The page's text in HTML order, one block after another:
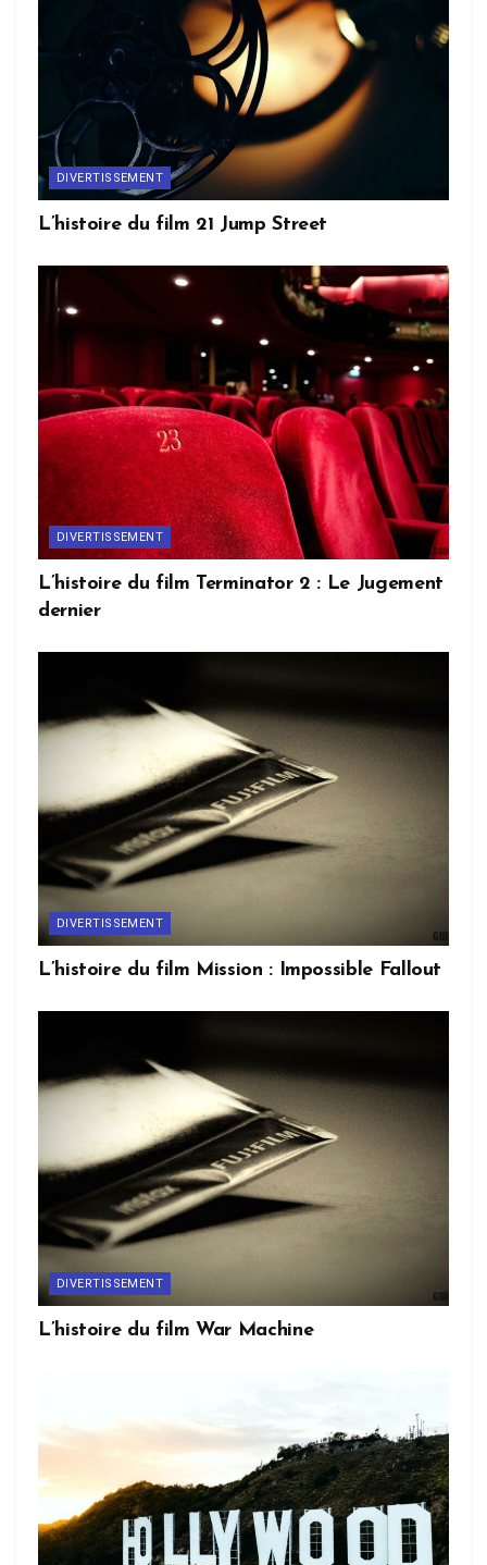
DIVERTISSEMENT
L’histoire du film 21 Jump Street
DIVERTISSEMENT
L’histoire du film Terminator 2 : Le Jugement
dernier
DIVERTISSEMENT
L’histoire du film Mission : Impossible Fallout
DIVERTISSEMENT
L’histoire du film War Machine